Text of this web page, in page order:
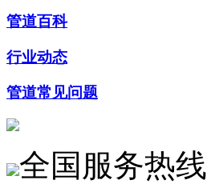
管道百科
行业动态
管道常见问题
全国服务热线